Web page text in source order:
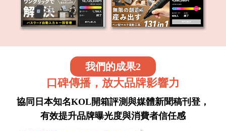
我們的成果2
口碑傳播，放大品牌影響力
協同日本知名KOL開箱評測與媒體新聞稿刊登，
有效提升品牌曝光度與消費者信任感